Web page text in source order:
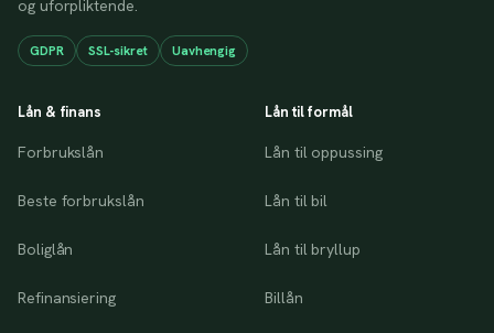
og uforpliktende.
GDPR SSL-sikret Uavhengig
Lån & finans
Forbrukslån
Beste forbrukslån
Boliglån
Refinansiering
Lån til formål
Lån til oppussing
Lån til bil
Lån til bryllup
Billån